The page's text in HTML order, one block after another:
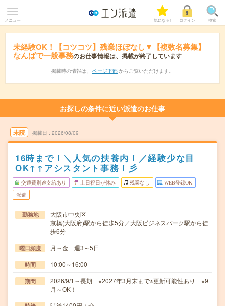
メニュー 気になる! ログイン 検索
未経験OK！【コツコツ】残業ほぼなし▼【複数名募集】
なんばで一般事務のお仕事情報は、掲載が終了しています
掲載時の情報は、 ページ下部 からご覧いただけます。
お探しの条件に近い派遣のお仕事
未読 掲載日 2026/08/09
16時まで！＼人気の扶養内！／経験少な目
OK↑↑アシスタント事務！彡
交通費別途支給あり 土日祝日が休み 残業なし WEB登録OK
派遣
勤務地
大阪市中央区
京橋(大阪府)駅から徒歩5分／大阪ビジネスパーク駅から徒
歩6分
曜日頻度 月～金 週3～5日
時間 10:00～16:00
期間
2026/9/1～長期 ※2027年3月末まで※更新可能性あり ※9
月～OK！